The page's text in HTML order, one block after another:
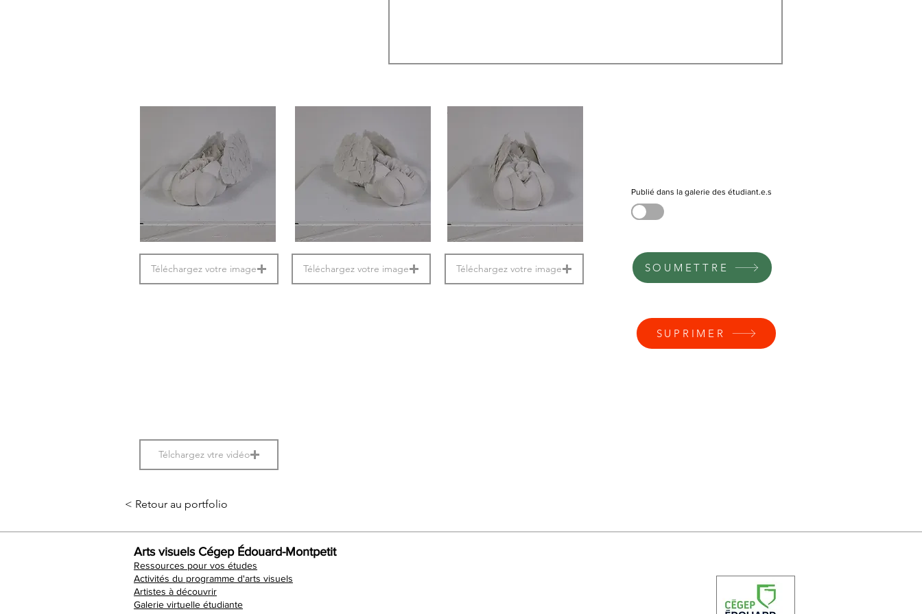
Téléchargez votre image Téléchargez votre image Téléchargez votre image
Publié dans la galerie des étudiant.e.s
SOUMETTRE
SUPRIMER
Télchargez vtre vidéo
< Retour au portfolio
Arts visuels Cégep Édouard-Montpetit
Ressources pour vos études
Activités du programme d'arts visuels
Artistes à découvrir
Galerie virtuelle étudiante